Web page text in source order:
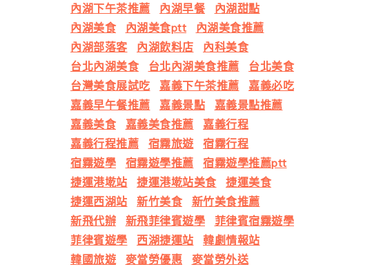
內湖下午茶推薦
內湖早餐
內湖甜點
內湖美食
內湖美食ptt
內湖美食推薦
內湖部落客
內湖飲料店
內科美食
台北內湖美食
台北內湖美食推薦
台北美食
台灣美食展試吃
嘉義下午茶推薦
嘉義必吃
嘉義早午餐推薦
嘉義景點
嘉義景點推薦
嘉義美食
嘉義美食推薦
嘉義行程
嘉義行程推薦
宿霧旅遊
宿霧行程
宿霧遊學
宿霧遊學推薦
宿霧遊學推薦ptt
捷運港墘站
捷運港墘站美食
捷運美食
捷運西湖站
新竹美食
新竹美食推薦
新飛代辦
新飛菲律賓遊學
菲律賓宿霧遊學
菲律賓遊學
西湖捷運站
韓劇情報站
韓國旅遊
麥當勞優惠
麥當勞外送